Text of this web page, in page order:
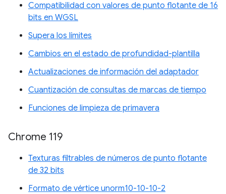
Compatibilidad con valores de punto flotante de 16
bits en WGSL
Supera los límites
Cambios en el estado de profundidad-plantilla
Actualizaciones de información del adaptador
Cuantización de consultas de marcas de tiempo
Funciones de limpieza de primavera
Chrome 119
Texturas filtrables de números de punto flotante
de 32 bits
Formato de vértice unorm10-10-10-2